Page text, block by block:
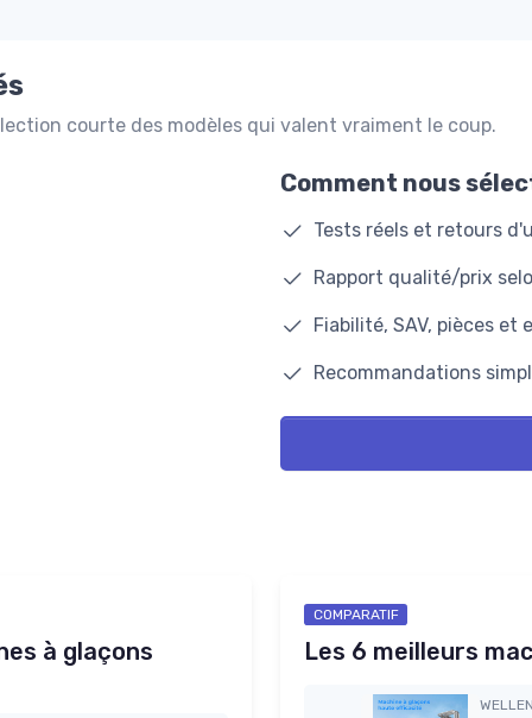
courte des modèles qui valent vraiment le coup.
Comment nous
Tests réels et retours
Rapport qualité/prix
Fiabilité, SAV, pièces et
Recommandations
à glaçons
COMPARATIF
Les 6 meilleurs